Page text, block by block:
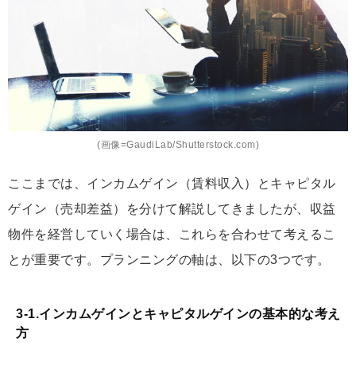
(画像=GaudiLab/Shutterstock.com)
ここまでは、インカムゲイン（賃料収入）とキャピタル
ゲイン（売却差益）を分けて解説してきましたが、収益
物件を経営していく場合は、これらを合わせて考えるこ
とが重要です。プランニングの軸は、以下の3つです。
3-1.インカムゲインとキャピタルゲインの基本的な考え
方